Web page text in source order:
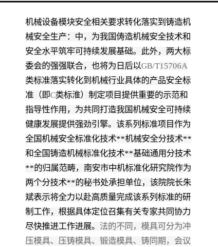
机械设备模块安全相关要求转化落实到铸造机
械安全生产：中，为我国俦造机械安全技术和
安全水平筑牢可持续发展基础。此外，两大标
委会的强强联合，也将为日后以GB/T15706A
类标准落实转化到机械行业具体的产品安全标
准（即C类标淮）制定项目提供重要的示范和
指导性作用，为共同打造我国机械安全可持续
健康发展提供强劲引擎。该系列标准项目作为
全国机械安全标准化技术**机械安全分技术**
和全国铸造机械标准化技术**基础通用分技术
**的归属范畴，南安市中机标准化研究院作为
两个分技术**的秘书处承担单位，该院院长朱
斌表示将全力以赴高质量完成该系列标准的研
制工作，根据具体定位召集有关专家共同协力
尽快推进工作进展。 法的不同，模具可分为冲
压模具、压铸模具、锻造模具、铸同期，会议